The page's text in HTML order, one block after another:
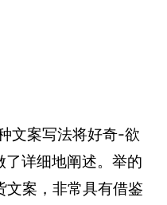
文案写法将好奇-欲
详细地阐述。举的
文案，非常具有借鉴